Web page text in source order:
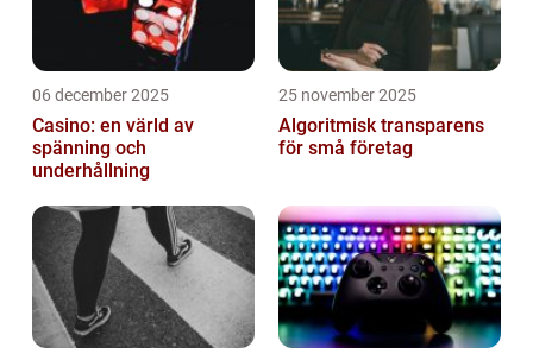
06 december 2025
Casino: en värld av
spänning och
underhållning
25 november 2025
Algoritmisk transparens
för små företag